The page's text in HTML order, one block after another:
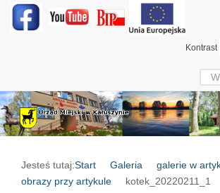
Kontrast
Jesteś tutaj:Start Galeria
galerie w
obrazy przy artykule
kotek_20220211_1